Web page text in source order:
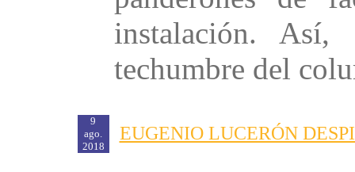
instalación.
techumbre del
9
ago.
2018
EUGENIO LUCERÓN